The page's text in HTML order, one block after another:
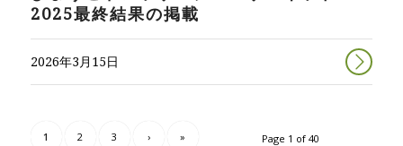
2025最終結果の掲載
2026年3月15日
Page 1 of 40
1 2 3 › »